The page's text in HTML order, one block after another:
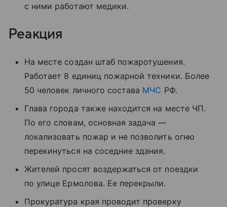
с ними работают медики.
Реакция
На месте создан штаб пожаротушения.
Работает 8 единиц пожарной техники. Более
50 человек личного состава МЧС РФ.
Глава города также находится на месте ЧП.
По его словам, основная задача —
локализовать пожар и не позволить огню
перекинуться на соседние здания.
Жителей просят воздержаться от поездки
по улице Ермолова. Ее перекрыли.
Прокуратура края проводит проверку